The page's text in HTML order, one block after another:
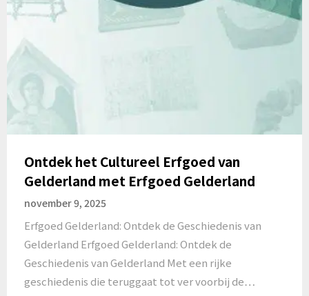
Ontdek het Cultureel Erfgoed van
Gelderland met Erfgoed Gelderland
november 9, 2025
Erfgoed Gelderland: Ontdek de Geschiedenis van
Gelderland Erfgoed Gelderland: Ontdek de
Geschiedenis van Gelderland Met een rijke
geschiedenis die teruggaat tot ver voorbij de…